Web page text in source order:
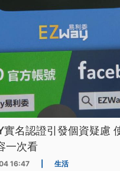
實名認證引發個資疑慮
一次看
16:47 生活